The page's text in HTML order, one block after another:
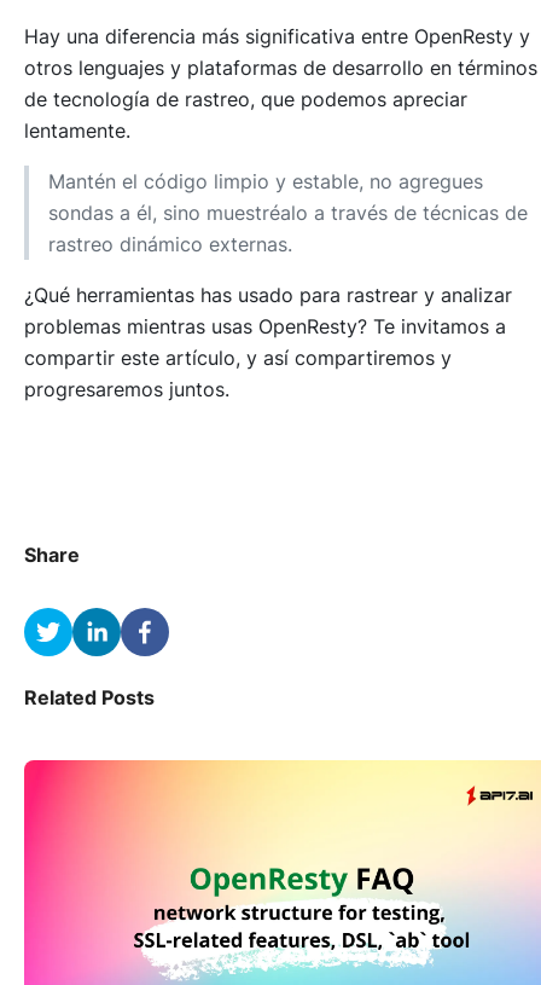
Hay una diferencia más significativa entre OpenResty y
otros lenguajes y plataformas de desarrollo en términos
de tecnología de rastreo, que podemos apreciar
lentamente.
Mantén el código limpio y estable, no agregues
sondas a él, sino muestréalo a través de técnicas de
rastreo dinámico externas.
¿Qué herramientas has usado para rastrear y analizar
problemas mientras usas OpenResty? Te invitamos a
compartir este artículo, y así compartiremos y
progresaremos juntos.
Share
Related Posts